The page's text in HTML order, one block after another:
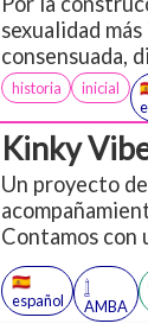
sexualidad
consensuada,
libremente.
historia inicial
Kinky
Un proyecto
Contamos con
de cuidados,
trabajamos
educación
🇪🇸
español
𓉶
AMBA